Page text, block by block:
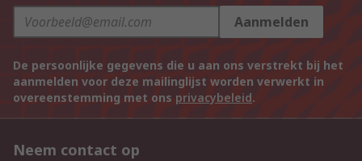
Aanmelden
De persoonlijke gegevens die u aan ons verstrekt bij het
aanmelden voor deze mailinglijst worden verwerkt in
overeenstemming met ons privacybeleid.
Neem contact op